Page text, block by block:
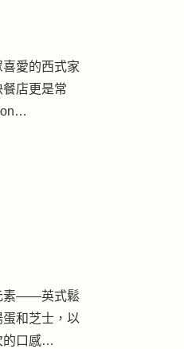
愛的西式家
店更是常
素——英式鬆
和芝士，以
的口感…